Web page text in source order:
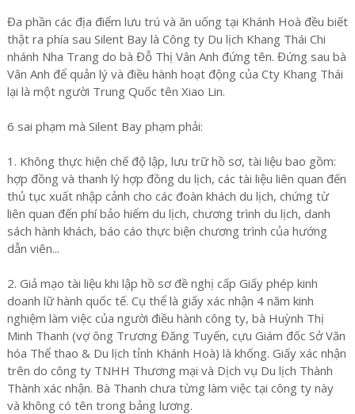
Đa phần các địa điểm lưu trú và ăn uống tại Khánh Hoà đều biết
thật ra phía sau Silent Bay là Công ty Du lịch Khang Thái Chi
nhánh Nha Trang do bà Đỗ Thị Vân Anh đứng tên. Đứng sau bà
Vân Anh để quản lý và điều hành hoạt động của Cty Khang Thái
lại là một người Trung Quốc tên Xiao Lin.
6 sai phạm mà Silent Bay phạm phải:
1. Không thực hiện chế độ lập, lưu trữ hồ sơ, tài liệu bao gồm:
hợp đồng và thanh lý hợp đồng du lịch, các tài liệu liên quan đến
thủ tục xuất nhập cảnh cho các đoàn khách du lịch, chứng từ
liên quan đến phí bảo hiểm du lịch, chương trình du lịch, danh
sách hành khách, báo cáo thực biện chương trình của hướng
dẫn viên...
2. Giả mạo tài liệu khi lập hồ sơ đề nghị cấp Giấy phép kinh
doanh lữ hành quốc tế. Cụ thể là giấy xác nhận 4 năm kinh
nghiệm làm việc của người điều hành công ty, bà Huỳnh Thị
Minh Thanh (vợ ông Trương Đăng Tuyến, cựu Giám đốc Sở Văn
hóa Thể thao & Du lịch tỉnh Khánh Hoà) là khống. Giấy xác nhận
trên do công ty TNHH Thương mại và Dịch vụ Du lịch Thành
Thành xác nhận. Bà Thanh chưa từng làm việc tại công ty này
và không có tên trong bảng lương.